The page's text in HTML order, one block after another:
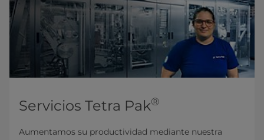
Servicios Tetra Pak®
Aumentamos su productividad mediante nuestra